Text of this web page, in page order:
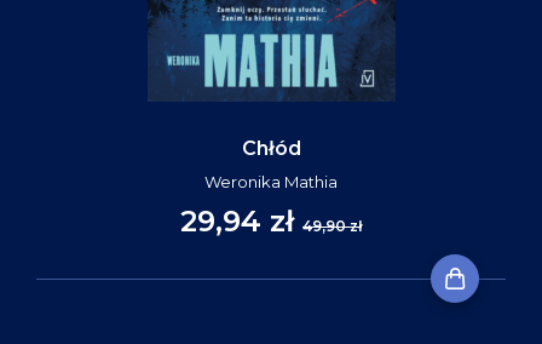
Chłód
Weronika Mathia
29,94 zł 49,90 zł